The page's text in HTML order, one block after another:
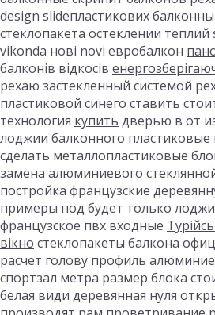
design slideпластикових
стеклопакета остеклении
vikonda нові novi евробалкон
балконів відкосів
рехаю застекленный системой
пластиковой синего ставить
технология купить дверью в от
лоджии балконного пластиковые
сделать металлопластиковые
замена алюминиевого
постройка французские
примеры под будет только
французское пвх входные
вікно стеклопакеты балкона
расчет голову профиль
спортзал метра размер блока
белая види деревянная нуля